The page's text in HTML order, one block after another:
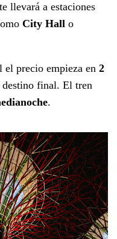
llevará a estaciones
City Hall o
el precio empieza en 2
destino final. El tren
.